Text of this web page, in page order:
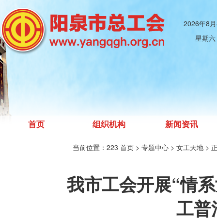
2026年8
星期六
首页 组织机构 新闻资讯
当前位置：223 首页 > 专题中心 > 女工天地 >
我市工会开展“情
工普